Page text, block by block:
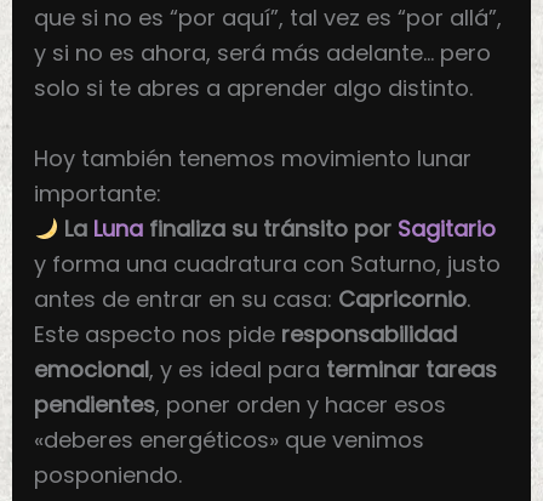
que si no es “por aquí”, tal vez es “por allá”,
y si no es ahora, será más adelante… pero
solo si te abres a aprender algo distinto.
Hoy también tenemos movimiento lunar
importante:
La Luna finaliza su tránsito por Sagitario
y forma una cuadratura con Saturno, justo
antes de entrar en su casa: Capricornio.
Este aspecto nos pide responsabilidad
emocional, y es ideal para terminar tareas
pendientes, poner orden y hacer esos
«deberes energéticos» que venimos
posponiendo.